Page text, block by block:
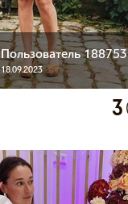
Пользователь 188753
18.09.2023
3